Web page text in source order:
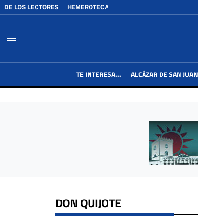
DE LOS LECTORES HEMEROTECA
menu
TE INTERESA... ALCÁZAR DE SAN JUAN
DON QUIJOTE